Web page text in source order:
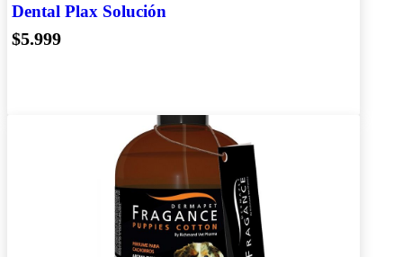
Dental Plax Solución
$5.999